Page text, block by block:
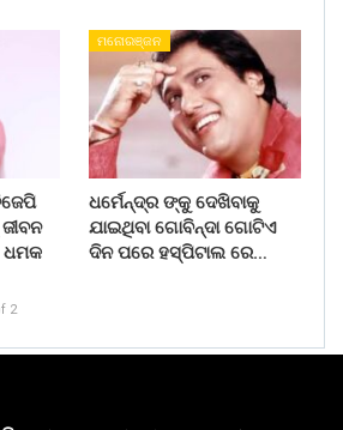
ଧମକ
ମନୋରଞ୍ଜନ
ଧର୍ମେନ୍ଦ୍ର ଙ୍କୁ ଦେଖିବାକୁ
ଯାଇଥିବା ଗୋବିନ୍ଦା ଗୋଟିଏ
ଦିନ ପରେ ହସ୍ପିଟାଲ ରେ…
2